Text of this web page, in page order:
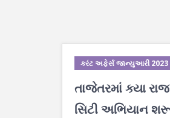
કરંટ અફેર્સ જાન્યુઆરી
તાજેતરમાં ક્યા
સિટી અભિયાન શરૂ